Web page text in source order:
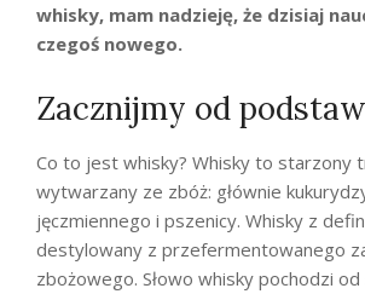
whisky, mam nadzieję, że dzisiaj
czegoś nowego.
Zacznijmy od podstaw
Co to jest whisky? Whisky to starzony
wytwarzany ze zbóż: głównie
jęczmiennego i pszenicy. Whisky z
destylowany z przefermentowanego
zbożowego. Słowo whisky pochodzi od